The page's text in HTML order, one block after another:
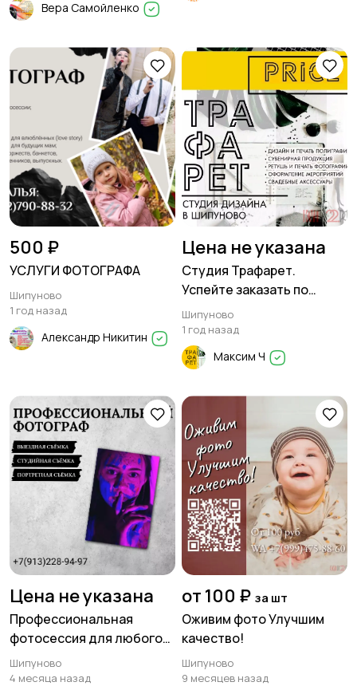
Вера Самойленко
500 ₽
УСЛУГИ ФОТОГРАФА
Шипуново
1 год назад
Александр Никитин
Цена не указана
Студия Трафарет.
Успейте заказать по
старым ценам!
Шипуново
1 год назад
Максим Ч
Цена не указана
Профессиональная
фотосессия для любого
случая
Шипуново
4 месяца назад
от 100 ₽ за шт
Оживим фото Улучшим
качество!
Шипуново
9 месяцев назад